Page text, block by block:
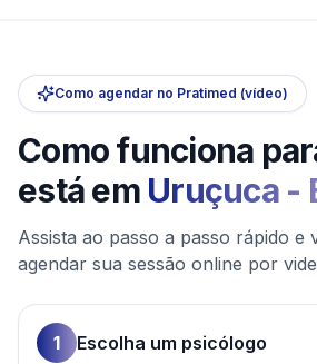
Como agendar no Pratimed (vídeo)
Como funciona
está em Uruçuca-
Assista ao passo a passo rápido e
agendar sua sessão online por
1 Escolha um psicólogo